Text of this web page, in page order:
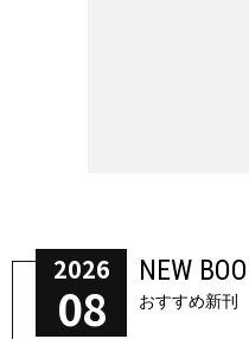
2026
08
NEW
おすすめ新刊